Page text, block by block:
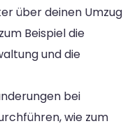
über deinen Umzug
Beispiel die
und die
bei
wie zum